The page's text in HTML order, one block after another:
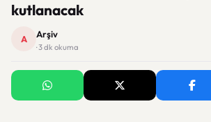
kutlanacak
A Arşiv
· 3 dk okuma